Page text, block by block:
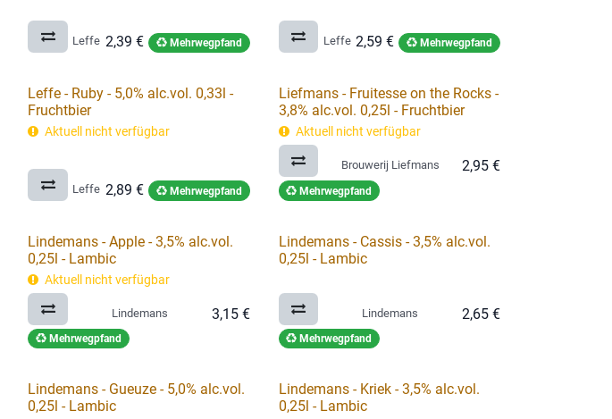
Leffe 2,39 € Mehrwegpfand Leffe 2,59 € Mehrwegpfand
Leffe - Ruby - 5,0% alc.vol. 0,33l -
Fruchtbier
Aktuell nicht verfügbar
Leffe 2,89 € Mehrwegpfand
Liefmans - Fruitesse on the Rocks -
3,8% alc.vol. 0,25l - Fruchtbier
Aktuell nicht verfügbar
Brouwerij Liefmans 2,95€
Mehrwegpfand
Lindemans - Apple - 3,5% alc.vol.
0,25l - Lambic
Aktuell nicht verfügbar
Lindemans 3,15€
Mehrwegpfand
Lindemans - Cassis - 3,5% alc.vol.
0,25l - Lambic
Lindemans 2,65€
Mehrwegpfand
Lindemans - Gueuze - 5,0% alc.vol.
0,25l - Lambic
Lindemans - Kriek - 3,5% alc.vol.
0,25l - Lambic